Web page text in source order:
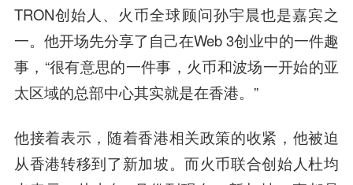
TRON创始人、火币全球顾问孙宇晨也是嘉宾之
一。他开场先分享了自己在Web 3创业中的一件趣
事，“很有意思的一件事，火币和波场一开始的亚
太区域的总部中心其实就是在香港。”
他接着表示，随着香港相关政策的收紧，他被迫
从香港转移到了新加坡。而火币联合创始人杜均